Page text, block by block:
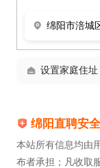
设置家庭住
绵阳直聘安
本站所有信息均由
布者承担；凡收取